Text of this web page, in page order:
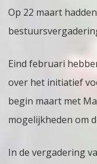
Op 22 maart
Eind februari
over het initiatief
begin maart met
mogelijkheden om
In de vergadering